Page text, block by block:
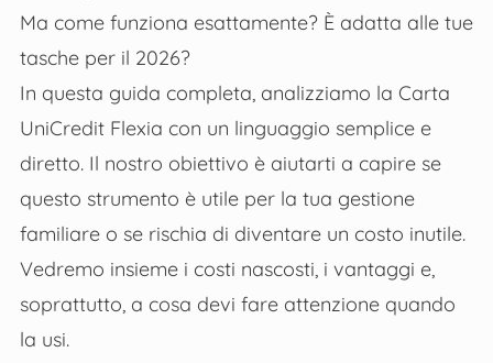
Ma come funziona esattamente? È adatta alle tue
tasche per il 2026?
In questa guida completa, analizziamo la Carta
UniCredit Flexia con un linguaggio semplice e
diretto. Il nostro obiettivo è aiutarti a capire se
questo strumento è utile per la tua gestione
familiare o se rischia di diventare un costo inutile.
Vedremo insieme i costi nascosti, i vantaggi e,
soprattutto, a cosa devi fare attenzione quando
la usi.